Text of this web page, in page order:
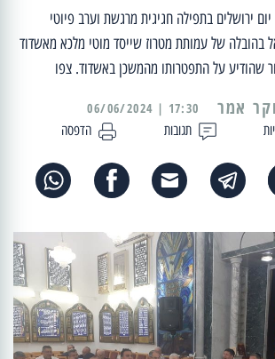
ירושלים בתפילה חגיגית מרגשת וערב פיוטי
בהובלה של עמותת מטרוז שייסד מוטי מלכא מאשדוד
שהודיע על התפטרותו מהמשכן באשדוד. צפו
תגובות הדפסה
17:30 | 06/06/2024